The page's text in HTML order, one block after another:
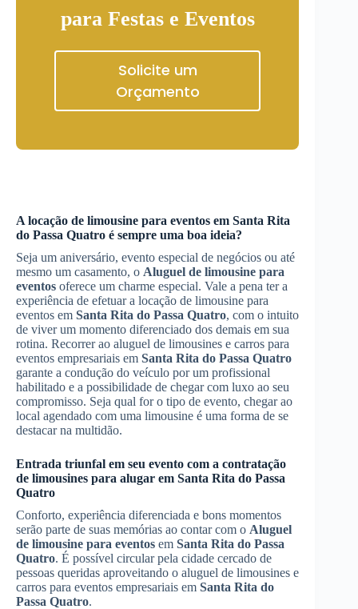
para Festas e Eventos
Solicite um
Orçamento
A locação de limousine para eventos em Santa Rita
do Passa Quatro é sempre uma boa ideia?
Seja um aniversário, evento especial de negócios ou até
mesmo um casamento, o Aluguel de limousine para
eventos oferece um charme especial. Vale a pena ter a
experiência de efetuar a locação de limousine para
eventos em Santa Rita do Passa Quatro, com o intuito
de viver um momento diferenciado dos demais em sua
rotina. Recorrer ao aluguel de limousines e carros para
eventos empresariais em Santa Rita do Passa Quatro
garante a condução do veículo por um profissional
habilitado e a possibilidade de chegar com luxo ao seu
compromisso. Seja qual for o tipo de evento, chegar ao
local agendado com uma limousine é uma forma de se
destacar na multidão.
Entrada triunfal em seu evento com a contratação
de limousines para alugar em Santa Rita do Passa
Quatro
Conforto, experiência diferenciada e bons momentos
serão parte de suas memórias ao contar com o Aluguel
de limousine para eventos em Santa Rita do Passa
Quatro. É possível circular pela cidade cercado de
pessoas queridas aproveitando o aluguel de limousines e
carros para eventos empresariais em Santa Rita do
Passa Quatro.